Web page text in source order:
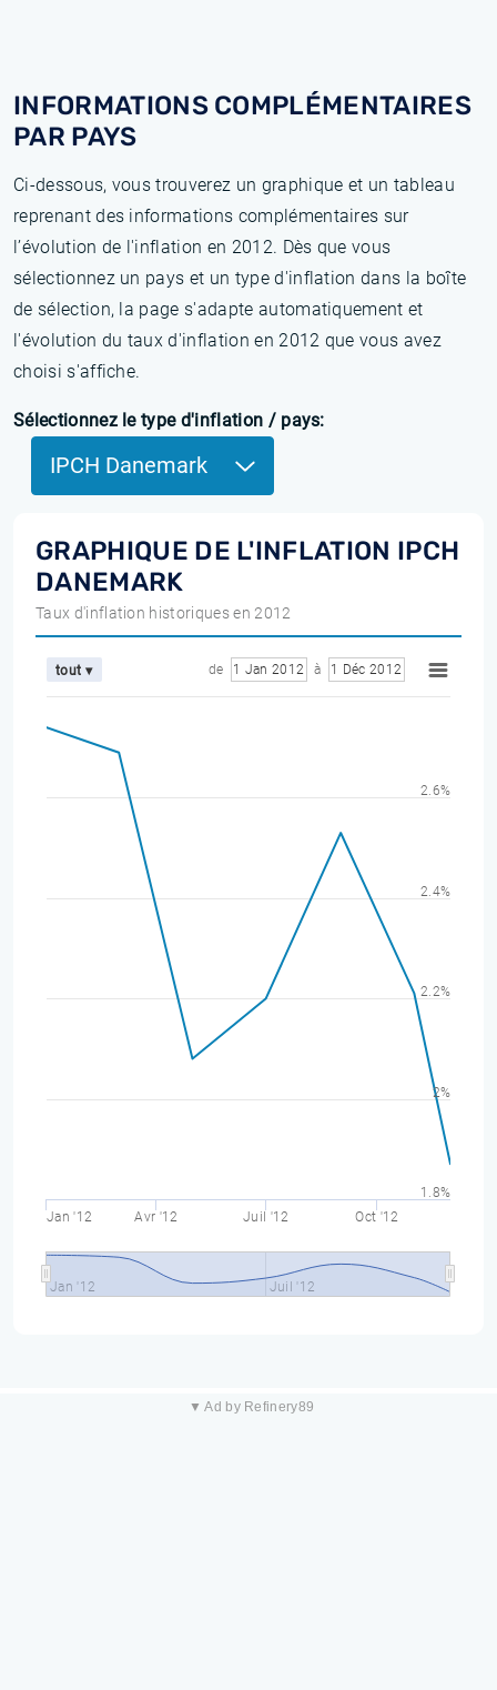
INFORMATIONS COMPLÉMENTAIRES
PAR PAYS
Ci-dessous, vous trouverez un graphique et un tableau
reprenant des informations complémentaires sur
l’évolution de l'inflation en 2012. Dès que vous
sélectionnez un pays et un type d'inflation dans la boîte
de sélection, la page s'adapte automatiquement et
l'évolution du taux d'inflation en 2012 que vous avez
choisi s'affiche.
Sélectionnez le type d'inflation / pays:
IPCH Danemark
GRAPHIQUE DE L'INFLATION IPCH
DANEMARK
Taux d'inflation historiques en 2012
tout ▾ de 1 Jan 2012 à 1 Déc 2012
Jan '12 Avr '12 Juil '12 Oct '12
Jan '12 Juil '12
1.8%
2%
2.2%
2.4%
2.6%
▼ Ad by Refinery89